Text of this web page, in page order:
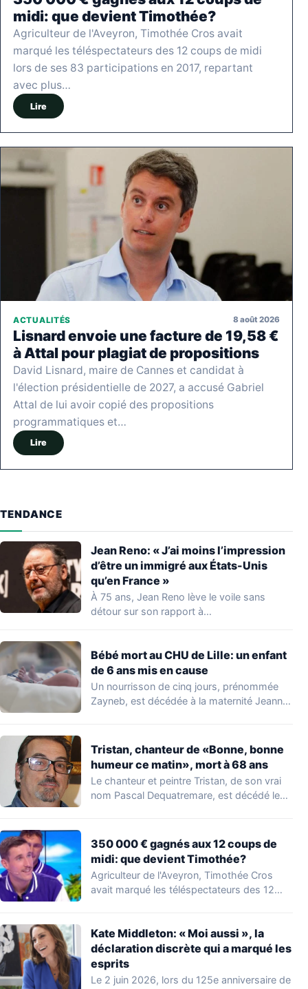
midi: que devient Timothée?
Agriculteur de l'Aveyron, Timothée Cros avait
marqué les téléspectateurs des 12 coups de midi
lors de ses 83 participations en 2017, repartant
avec plus…
Lire
ACTUALITÉS 8 août 2026
Lisnard envoie une facture de 19,58 €
à Attal pour plagiat de propositions
David Lisnard, maire de Cannes et candidat à
l'élection présidentielle de 2027, a accusé Gabriel
Attal de lui avoir copié des propositions
programmatiques et…
Lire
TENDANCE
Jean Reno: « J’ai moins l’impression
d’être un immigré aux États-Unis
qu’en France »
À 75 ans, Jean Reno lève le voile sans
détour sur son rapport à…
Bébé mort au CHU de Lille: un enfant
de 6 ans mis en cause
Un nourrisson de cinq jours, prénommée
Zayneb, est décédée à la maternité Jeanne
Tristan, chanteur de «Bonne, bonne
humeur ce matin», mort à 68 ans
Le chanteur et peintre Tristan, de son vrai
nom Pascal Dequatremare, est décédé le…
350 000 € gagnés aux 12 coups de
midi: que devient Timothée?
Agriculteur de l'Aveyron, Timothée Cros
avait marqué les téléspectateurs des 12
Kate Middleton: « Moi aussi », la
déclaration discrète qui a marqué les
esprits
Le 2 juin 2026, lors du 125e anniversaire de